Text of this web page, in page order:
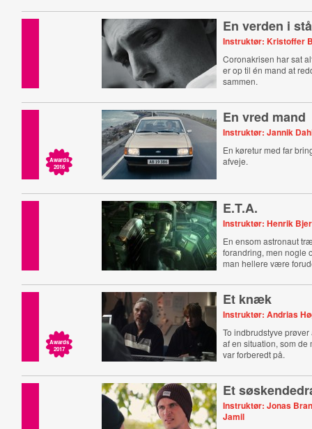
En verden i stå
Instruktør: Kristoffer
Coronakrisen har sat
er op til én mand at
sammen.
Awards
2016
En vred mand
Instruktør: Jannik
En køretur med far
afveje.
E.T.A.
Instruktør: Henrik
En ensom astronaut
forandring, men nogle
man hellere være
Awards
2017
Et knæk
Instruktør: Andrias
To indbrudstyve
af en situation, som de
var forberedt på.
Et
Instruktør: Jonas
Jamil